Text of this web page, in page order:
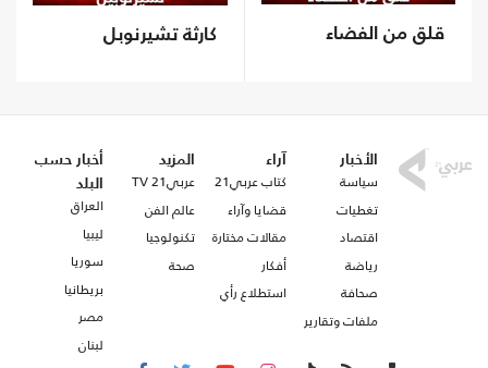
قلق من الفضاء كارثة تشيرنوبل
الأخبار
سياسة
تغطيات
اقتصاد
رياضة
صحافة
ملفات وتقارير
آراء
كتاب عربي21
قضايا وآراء
مقالات مختارة
أفكار
استطلاع رأي
المزيد
عربي21 TV
عالم الفن
تكنولوجيا
صحة
أخبار حسب
البلد
العراق
ليبيا
سوريا
بريطانيا
مصر
لبنان